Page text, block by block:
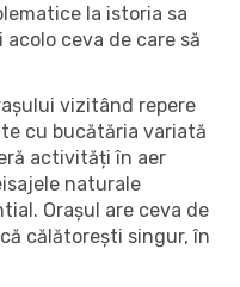
la istoria sa
ceva de care să
vizitând repere
cu bucătăria variată
activități în aer
naturale
Orașul are ceva de
călătorești singur, în